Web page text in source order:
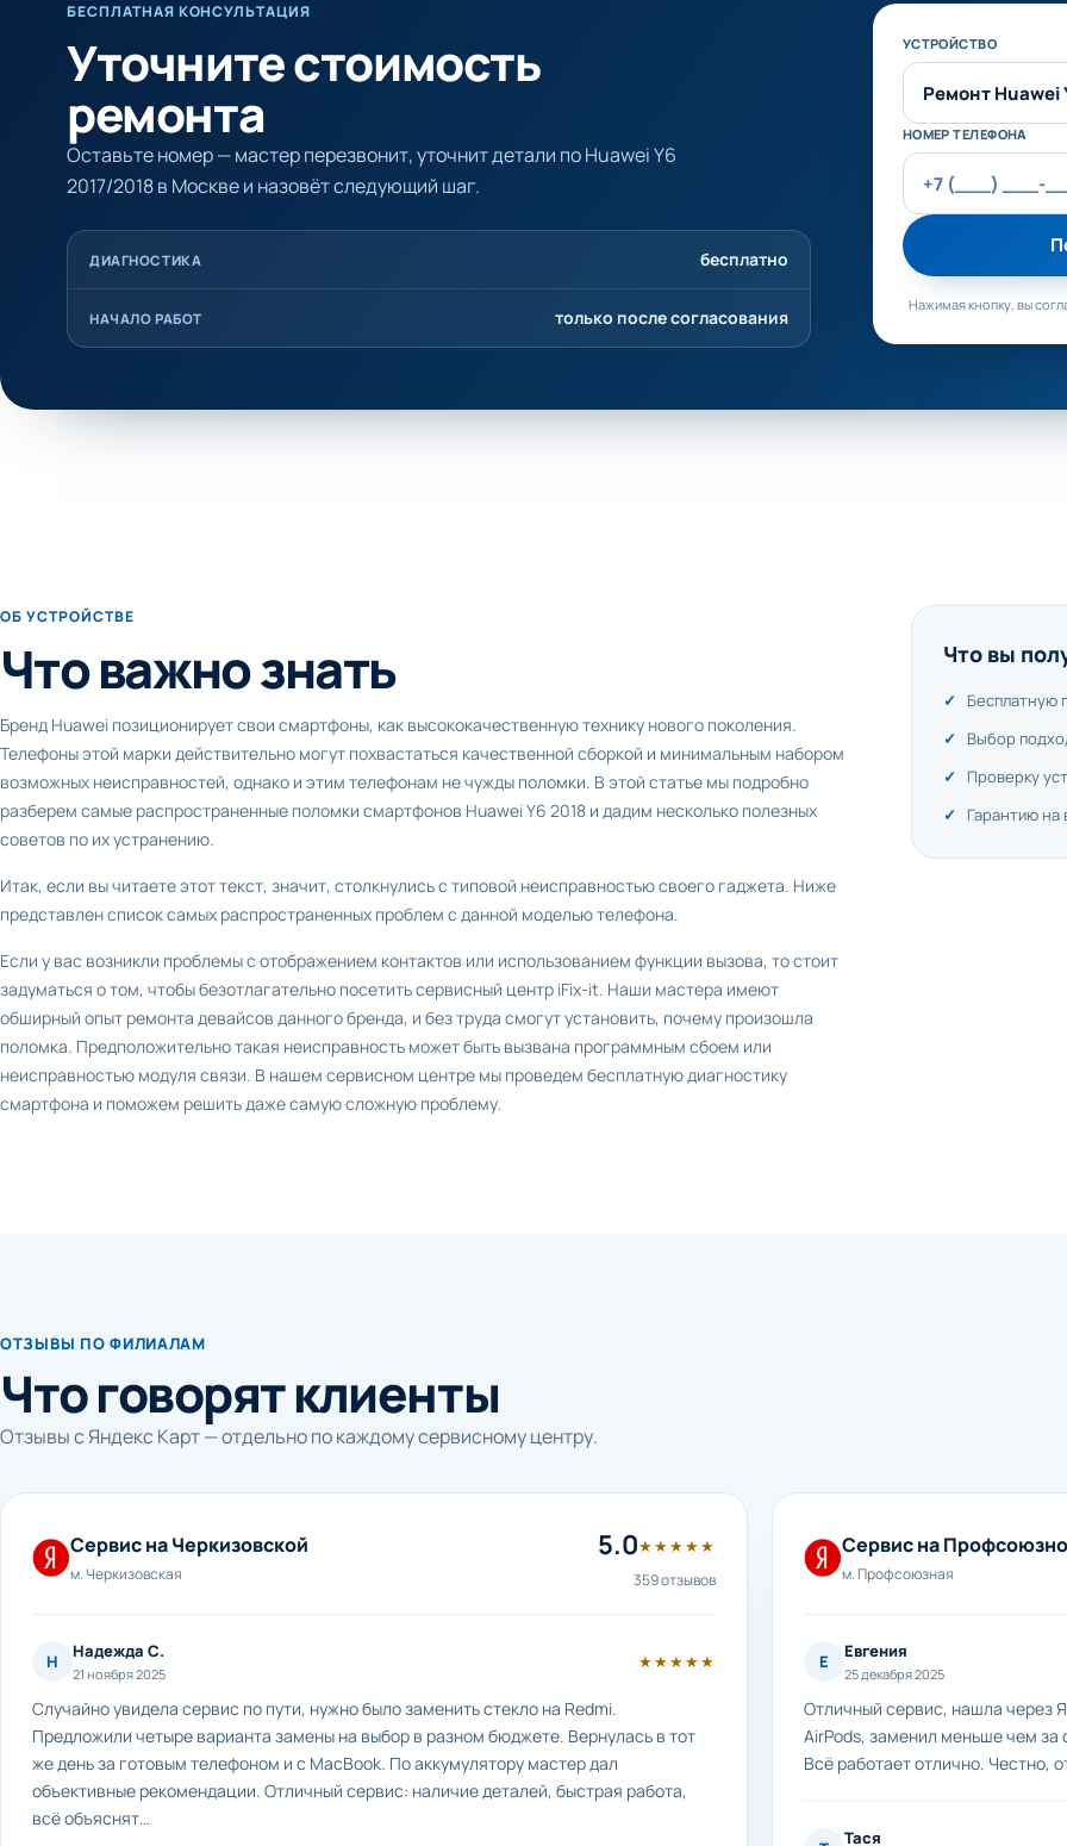
БЕСПЛАТНАЯ КОНСУЛЬТАЦИЯ
Уточните стоимость
ремонта
Оставьте номер — мастер перезвонит, уточнит детали по Huawei Y6
2017/2018 в Москве и назовёт следующий шаг.
ДИАГНОСТИКА бесплатно
НАЧАЛО РАБОТ только после согласования
Не заполняйте это
УСТРОЙСТВО
НОМЕР ТЕЛЕФОНА
Нажимая кнопку, вы
ОБ УСТРОЙСТВЕ
Что важно знать
Бренд Huawei позиционирует свои смартфоны, как высококачественную технику нового поколения.
Телефоны этой марки действительно могут похвастаться качественной сборкой и минимальным набором
возможных неисправностей, однако и этим телефонам не чужды поломки. В этой статье мы подробно
разберем самые распространенные поломки смартфонов Huawei Y6 2018 и дадим несколько полезных
советов по их устранению.
Итак, если вы читаете этот текст, значит, столкнулись с типовой неисправностью своего гаджета. Ниже
представлен список самых распространенных проблем с данной моделью телефона.
Если у вас возникли проблемы с отображением контактов или использованием функции вызова, то стоит
задуматься о том, чтобы безотлагательно посетить сервисный центр iFix-it. Наши мастера имеют
обширный опыт ремонта девайсов данного бренда, и без труда смогут установить, почему произошла
поломка. Предположительно такая неисправность может быть вызвана программным сбоем или
неисправностью модуля связи. В нашем сервисном центре мы проведем бесплатную диагностику
смартфона и поможем решить даже самую сложную проблему.
Что вы
Бесплатную
Выбор
Проверку
Гарантию
ОТЗЫВЫ ПО ФИЛИАЛАМ
Что говорят клиенты
Отзывы с Яндекс Карт — отдельно по каждому сервисному центру.
Сервис на Черкизовской
м. Черкизовская
5.0★★★★★
359 отзывов
Н Надежда С.
21 ноября 2025
★★★★★
Случайно увидела сервис по пути, нужно было заменить стекло на Redmi.
Предложили четыре варианта замены на выбор в разном бюджете. Вернулась в тот
же день за готовым телефоном и с MacBook. По аккумулятору мастер дал
объективные рекомендации. Отличный сервис: наличие деталей, быстрая работа,
всё объяснят…
Сервис на
м. Профсоюзная
Е Евгения
25 декабря 2025
Отличный сервис, нашла через
AirPods, заменил меньше чем за
Всё работает отлично. Честно,
Тася